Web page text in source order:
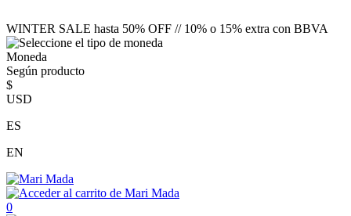
WINTER SALE hasta 50% OFF // 10% o 15% extra con BBVA
Moneda
Según producto
$
USD
ES
EN
0